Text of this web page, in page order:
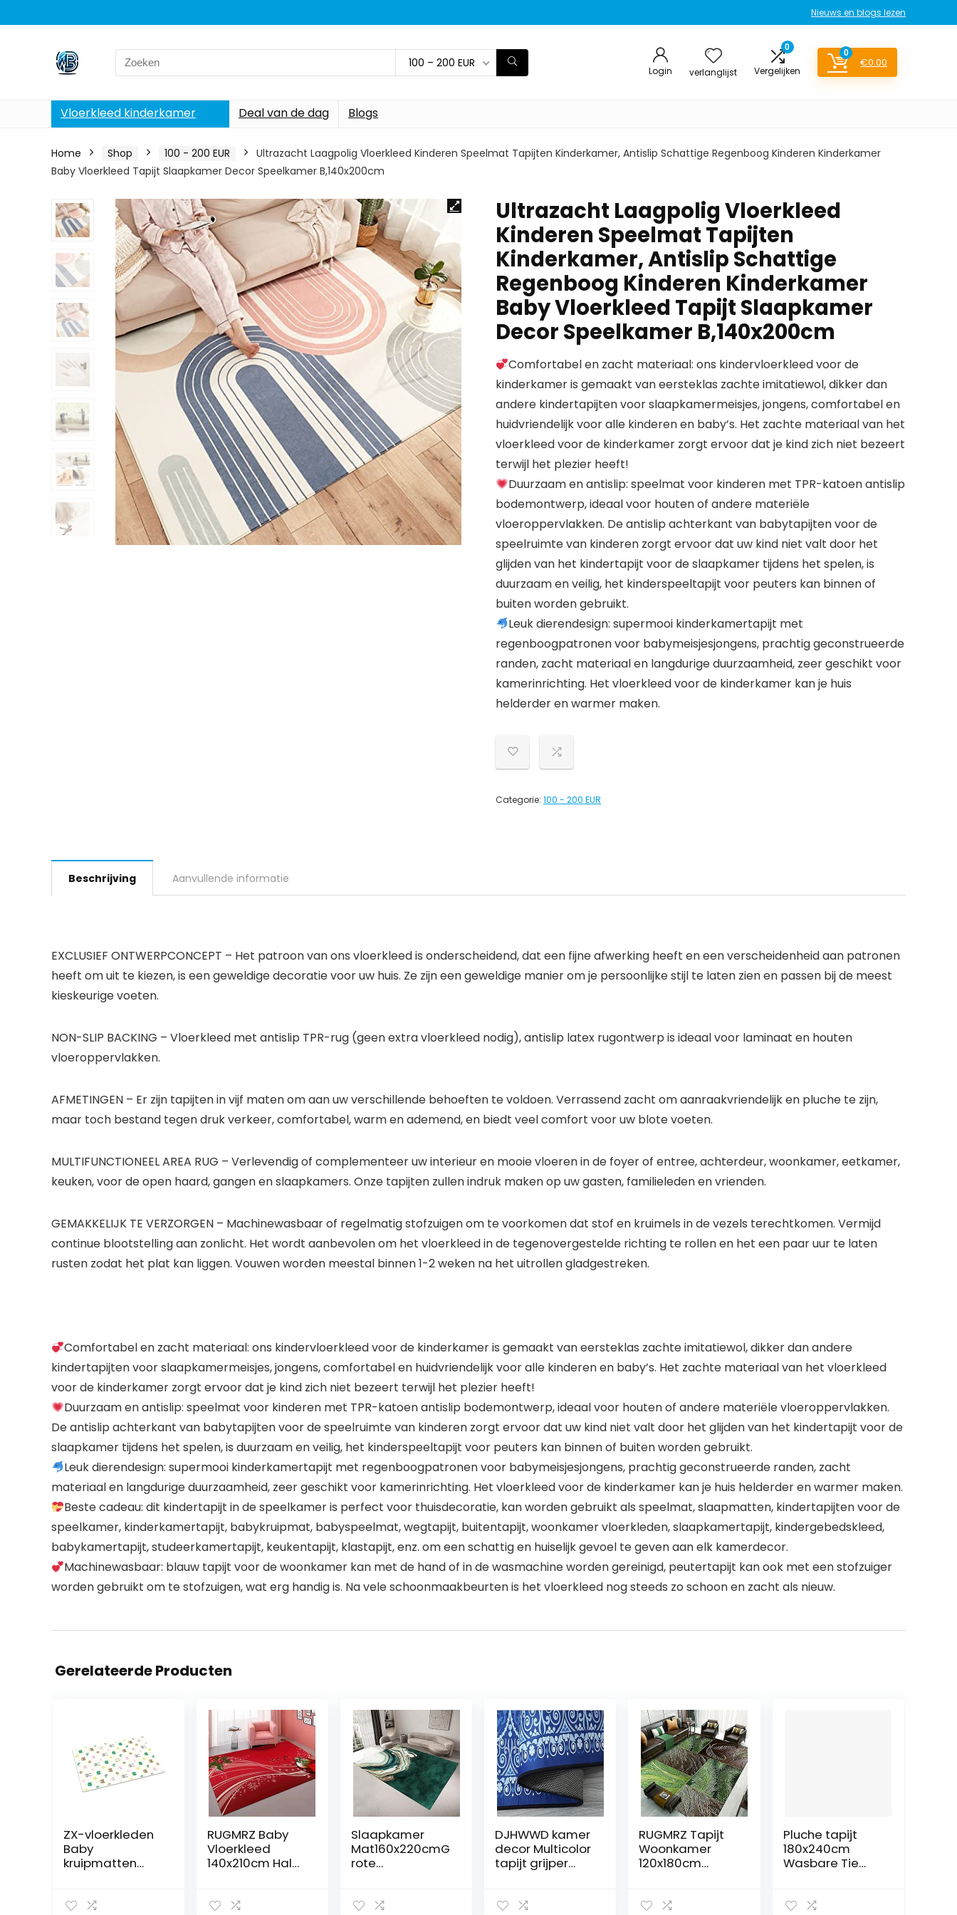
Nieuws en blogs lezen
Search
for:
100 – 200 EUR
Login verlanglijst
0
Vergelijken
0
€0.00
Vloerkleed kinderkamer Deal van de dag Blogs
Home Shop 100 - 200 EUR
Ultrazacht Laagpolig Vloerkleed Kinderen Speelmat Tapijten Kinderkamer, Antislip Schattige Regenboog Kinderen Kinderkamer
Baby Vloerkleed Tapijt Slaapkamer Decor Speelkamer B,140x200cm
Ultrazacht Laagpolig Vloerkleed
Kinderen Speelmat Tapijten
Kinderkamer, Antislip Schattige
Regenboog Kinderen Kinderkamer
Baby Vloerkleed Tapijt Slaapkamer
Decor Speelkamer B,140x200cm
Comfortabel en zacht materiaal: ons kindervloerkleed voor de
kinderkamer is gemaakt van eersteklas zachte imitatiewol, dikker dan
andere kindertapijten voor slaapkamermeisjes, jongens, comfortabel en
huidvriendelijk voor alle kinderen en baby’s. Het zachte materiaal van het
vloerkleed voor de kinderkamer zorgt ervoor dat je kind zich niet bezeert
terwijl het plezier heeft!
Duurzaam en antislip: speelmat voor kinderen met TPR-katoen antislip
bodemontwerp, ideaal voor houten of andere materiële
vloeroppervlakken. De antislip achterkant van babytapijten voor de
speelruimte van kinderen zorgt ervoor dat uw kind niet valt door het
glijden van het kindertapijt voor de slaapkamer tijdens het spelen, is
duurzaam en veilig, het kinderspeeltapijt voor peuters kan binnen of
buiten worden gebruikt.
Leuk dierendesign: supermooi kinderkamertapijt met
regenboogpatronen voor babymeisjesjongens, prachtig geconstrueerde
randen, zacht materiaal en langdurige duurzaamheid, zeer geschikt voor
kamerinrichting. Het vloerkleed voor de kinderkamer kan je huis
helderder en warmer maken.
Categorie: 100 - 200 EUR
Beschrijving Aanvullende informatie
EXCLUSIEF ONTWERPCONCEPT – Het patroon van ons vloerkleed is onderscheidend, dat een fijne afwerking heeft en een verscheidenheid aan patronen
heeft om uit te kiezen, is een geweldige decoratie voor uw huis. Ze zijn een geweldige manier om je persoonlijke stijl te laten zien en passen bij de meest
kieskeurige voeten.
NON-SLIP BACKING – Vloerkleed met antislip TPR-rug (geen extra vloerkleed nodig), antislip latex rugontwerp is ideaal voor laminaat en houten
vloeroppervlakken.
AFMETINGEN – Er zijn tapijten in vijf maten om aan uw verschillende behoeften te voldoen. Verrassend zacht om aanraakvriendelijk en pluche te zijn,
maar toch bestand tegen druk verkeer, comfortabel, warm en ademend, en biedt veel comfort voor uw blote voeten.
MULTIFUNCTIONEEL AREA RUG – Verlevendig of complementeer uw interieur en mooie vloeren in de foyer of entree, achterdeur, woonkamer, eetkamer,
keuken, voor de open haard, gangen en slaapkamers. Onze tapijten zullen indruk maken op uw gasten, familieleden en vrienden.
GEMAKKELIJK TE VERZORGEN – Machinewasbaar of regelmatig stofzuigen om te voorkomen dat stof en kruimels in de vezels terechtkomen. Vermijd
continue blootstelling aan zonlicht. Het wordt aanbevolen om het vloerkleed in de tegenovergestelde richting te rollen en het een paar uur te laten
rusten zodat het plat kan liggen. Vouwen worden meestal binnen 1-2 weken na het uitrollen gladgestreken.
Comfortabel en zacht materiaal: ons kindervloerkleed voor de kinderkamer is gemaakt van eersteklas zachte imitatiewol, dikker dan andere
kindertapijten voor slaapkamermeisjes, jongens, comfortabel en huidvriendelijk voor alle kinderen en baby’s. Het zachte materiaal van het vloerkleed
voor de kinderkamer zorgt ervoor dat je kind zich niet bezeert terwijl het plezier heeft!
Duurzaam en antislip: speelmat voor kinderen met TPR-katoen antislip bodemontwerp, ideaal voor houten of andere materiële vloeroppervlakken.
De antislip achterkant van babytapijten voor de speelruimte van kinderen zorgt ervoor dat uw kind niet valt door het glijden van het kindertapijt voor de
slaapkamer tijdens het spelen, is duurzaam en veilig, het kinderspeeltapijt voor peuters kan binnen of buiten worden gebruikt.
Leuk dierendesign: supermooi kinderkamertapijt met regenboogpatronen voor babymeisjesjongens, prachtig geconstrueerde randen, zacht
materiaal en langdurige duurzaamheid, zeer geschikt voor kamerinrichting. Het vloerkleed voor de kinderkamer kan je huis helderder en warmer maken.
Beste cadeau: dit kindertapijt in de speelkamer is perfect voor thuisdecoratie, kan worden gebruikt als speelmat, slaapmatten, kindertapijten voor de
speelkamer, kinderkamertapijt, babykruipmat, babyspeelmat, wegtapijt, buitentapijt, woonkamer vloerkleden, slaapkamertapijt, kindergebedskleed,
babykamertapijt, studeerkamertapijt, keukentapijt, klastapijt, enz. om een schattig en huiselijk gevoel te geven aan elk kamerdecor.
Machinewasbaar: blauw tapijt voor de woonkamer kan met de hand of in de wasmachine worden gereinigd, peutertapijt kan ook met een stofzuiger
worden gebruikt om te stofzuigen, wat erg handig is. Na vele schoonmaakbeurten is het vloerkleed nog steeds zo schoon en zacht als nieuw.
Gerelateerde Producten
ZX-vloerkleden
Baby
kruipmatten
en thuis
RUGMRZ Baby
Vloerkleed
140x210cm Hal
tapijt super
Slaapkamer
Mat160x220cmG
rote
Elegante
DJHWWD kamer
decor Multicolor
tapijt grijper
vloerkleden
RUGMRZ Tapijt
Woonkamer
120x180cm
tapijt met
Pluche tapijt
180x240cm
Wasbare Tie
kinderen baby